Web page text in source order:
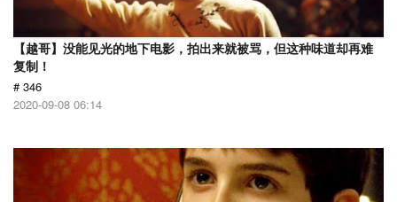
【越哥】没能见光的地下电影，拍出来就被骂，但这种味道却再难
复制！
# 346
2020-09-08 06:14